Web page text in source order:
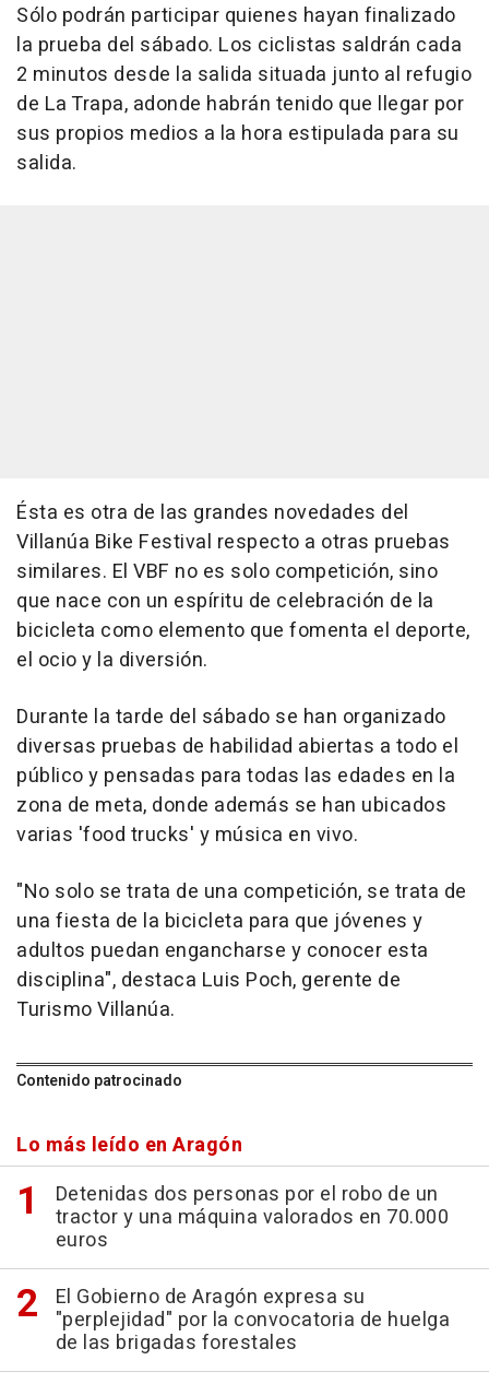
Sólo podrán participar quienes hayan finalizado
la prueba del sábado. Los ciclistas saldrán cada
2 minutos desde la salida situada junto al refugio
de La Trapa, adonde habrán tenido que llegar por
sus propios medios a la hora estipulada para su
salida.
Ésta es otra de las grandes novedades del
Villanúa Bike Festival respecto a otras pruebas
similares. El VBF no es solo competición, sino
que nace con un espíritu de celebración de la
bicicleta como elemento que fomenta el deporte,
el ocio y la diversión.
Durante la tarde del sábado se han organizado
diversas pruebas de habilidad abiertas a todo el
público y pensadas para todas las edades en la
zona de meta, donde además se han ubicados
varias 'food trucks' y música en vivo.
"No solo se trata de una competición, se trata de
una fiesta de la bicicleta para que jóvenes y
adultos puedan engancharse y conocer esta
disciplina", destaca Luis Poch, gerente de
Turismo Villanúa.
Contenido patrocinado
Lo más leído en Aragón
Detenidas dos personas por el robo de un
tractor y una máquina valorados en 70.000
euros
El Gobierno de Aragón expresa su
"perplejidad" por la convocatoria de huelga
de las brigadas forestales